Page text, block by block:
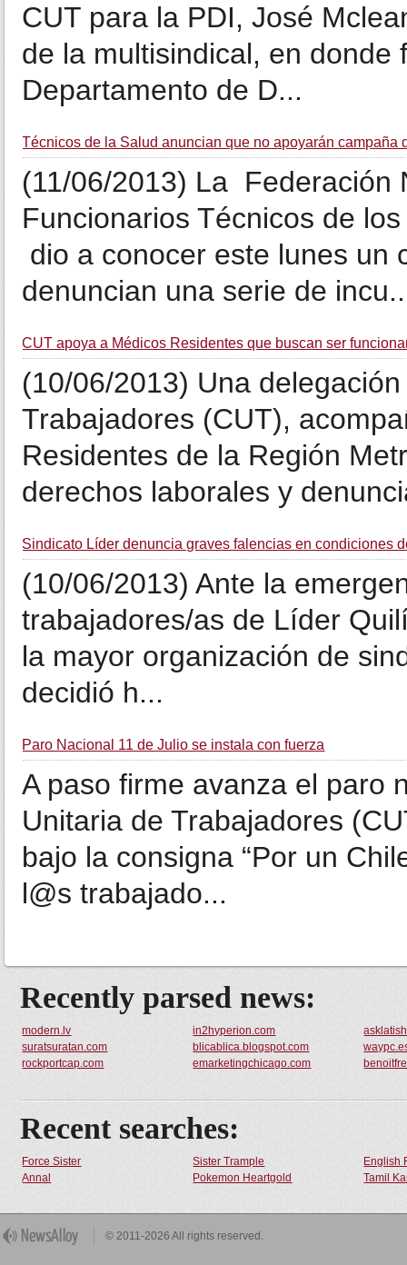
CUT para la PDI, José
de la multisindical, en
Departamento de D...
Técnicos de la Salud anuncian que no apoyarán
(11/06/2013) La Federación
Funcionarios Técnicos de
dio a conocer este lunes un
denuncian una serie de
CUT apoya a Médicos Residentes que buscan ser
(10/06/2013) Una
Trabajadores (CUT),
Residentes de la Región
derechos laborales y
Sindicato Líder denuncia graves falencias en condiciones
(10/06/2013) Ante la
trabajadores/as de Líder
la mayor organización de
decidió h...
Paro Nacional 11 de Julio se instala con fuerza
A paso firme avanza el paro
Unitaria de Trabajadores
bajo la consigna “Por un
l@s trabajado...
Recently parsed news:
modern.lv in2hyperion.com
suratsuratan.com
blicablica.blogspot.com
rockportcap.com
emarketingchicago.com
Recent searches:
Force Sister Sister Trample
English
Annal
Pokemon Heartgold Tamil
© 2011-2026 All rights reserved.